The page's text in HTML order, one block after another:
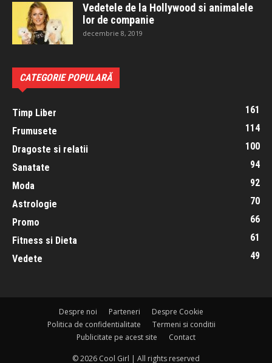
Vedetele de la Hollywood si animalele
lor de companie
decembrie 8, 2019
CATEGORIE POPULARĂ
Timp Liber
161
Frumusete
114
Dragoste si relatii
100
Sanatate
94
Moda
92
Astrologie
70
Promo
66
Fitness si Dieta
61
Vedete
49
Despre noi Parteneri
Despre Cookie
Politica de confidentialitate
Termeni si conditii
Publicitate pe acest site
Contact
© 2026 Cool Girl | All rights reserved